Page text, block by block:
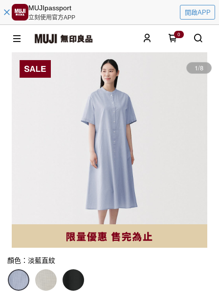
MUJIpassport
立刻使用官方APP
開啟APP
0
1/8
顏色：淡藍直紋